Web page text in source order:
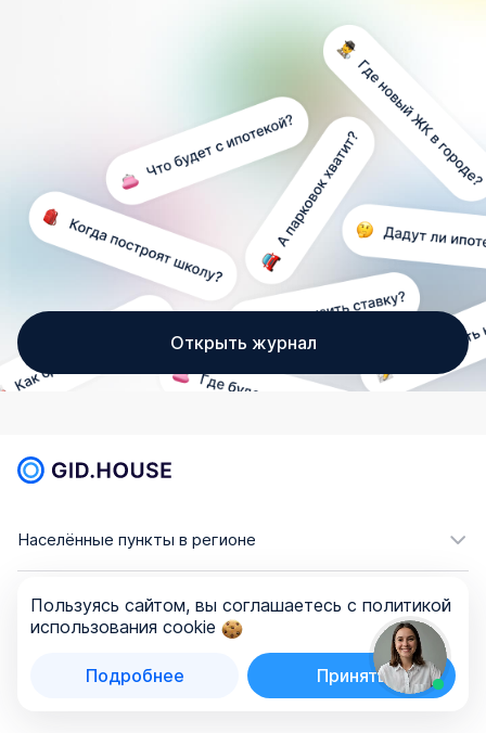
Открыть журнал
Населённые пункты в регионе
Комнатность
Правовая информация
Размещение на сайте
Пользуясь сайтом, вы соглашаетесь с политикой
использования cookie
Подробнее Принять